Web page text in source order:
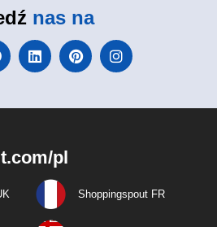
nas na
pl
Shoppingspout FR